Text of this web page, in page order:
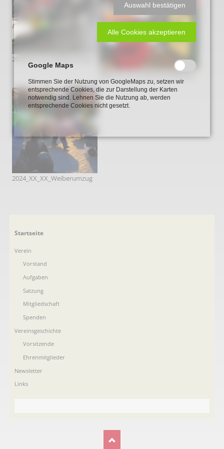
2024_XX_XX_Kinderumzug
2024_XX_XX_Rosenmontagszug
2024_XX_XX_Weiberumzug
Navigation
Startseite
Verein
Vorstand
Aufgaben
Satzung
Mitgliedschaft
Spenden
Vereinsgeschichte
Vorsitzende
Ehrenmitglieder
Newsletter
Links
Auswahl bestätigen
Alle Cookies akzeptieren
Google Maps
Stimmen Sie der Nutzung von GoogleMaps zu, setzen wir
entsprechende Cookies, die zur Darstellung der Karten
notwendig sind. Lehnen Sie die Nutzung ab, werden
entsprechende Cookies nicht gesetzt.